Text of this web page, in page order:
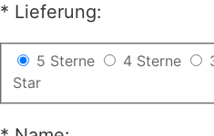
* Lieferung:
5 Sterne 4 Sterne
Star